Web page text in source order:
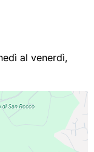
al venerdì,